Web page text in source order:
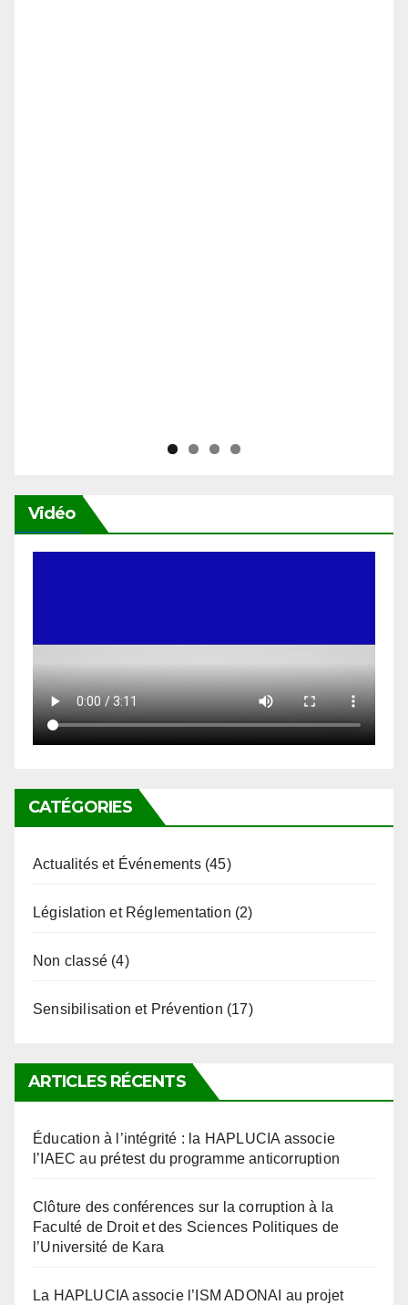
Vidéo
CATÉGORIES
ARTICLES RÉCENTS
l’IAEC au prétest du programme anticorruption
Faculté de Droit et des Sciences Politiques de
l’Université de Kara
d’éducation à la lutte contre la corruption